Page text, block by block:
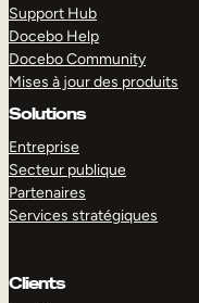
Support Hub
Docebo Help
Docebo Community
Mises à jour des produits
Solutions
Entreprise
Secteur publique
Partenaires
Services stratégiques
Clients